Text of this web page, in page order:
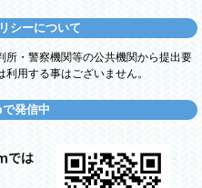
シーについて
所・警察機関等の公共機関から提出要
用する事はございません。
発信中